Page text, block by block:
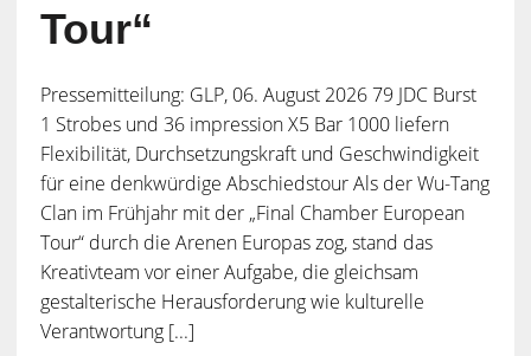
Tour“
Pressemitteilung: GLP, 06. August 2026 79 JDC Burst
1 Strobes und 36 impression X5 Bar 1000 liefern
Flexibilität, Durchsetzungskraft und Geschwindigkeit
für eine denkwürdige Abschiedstour Als der Wu-Tang
Clan im Frühjahr mit der „Final Chamber European
Tour“ durch die Arenen Europas zog, stand das
Kreativteam vor einer Aufgabe, die gleichsam
gestalterische Herausforderung wie kulturelle
Verantwortung [...]